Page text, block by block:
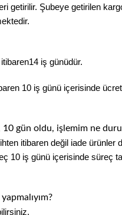
getirilir. Şubeye getirilen
iş günüdür.
10 iş günü içerisinde
gün oldu, işlemim ne
itibaren değil iade ürünler
10 iş günü içerisinde süreç